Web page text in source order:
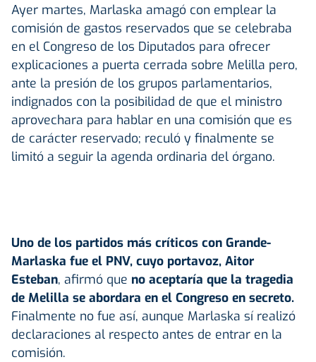
Ayer martes, Marlaska amagó con emplear la
comisión de gastos reservados que se celebraba
en el Congreso de los Diputados para ofrecer
explicaciones a puerta cerrada sobre Melilla pero,
ante la presión de los grupos parlamentarios,
indignados con la posibilidad de que el ministro
aprovechara para hablar en una comisión que es
de carácter reservado; reculó y finalmente se
limitó a seguir la agenda ordinaria del órgano.
Uno de los partidos más críticos con Grande-
Marlaska fue el PNV, cuyo portavoz, Aitor
Esteban, afirmó que no aceptaría que la tragedia
de Melilla se abordara en el Congreso en secreto.
Finalmente no fue así, aunque Marlaska sí realizó
declaraciones al respecto antes de entrar en la
comisión.